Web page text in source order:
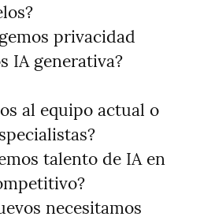
privacidad
al equipo actual o
talento de IA en
necesitamos